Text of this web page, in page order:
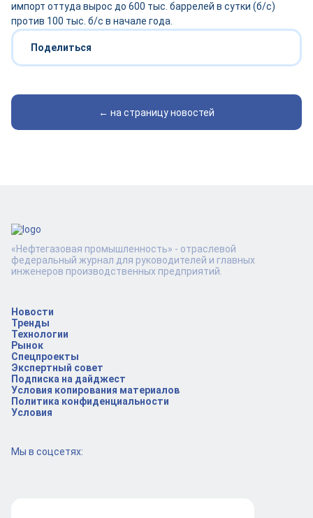
импорт оттуда вырос до 600 тыс. баррелей в сутки (б/с)
против 100 тыс. б/с в начале года.
Поделиться
← на страницу новостей
Новости
Тренды
Технологии
Рынок
Спецпроекты
Экспертный совет
Подписка на дайджест
Условия копирования материалов
Политика конфиденциальности
Условия
Мы в соцсетях:
«Нефтегазовая промышленность» - отраслевой
федеральный журнал для руководителей и главных
инженеров производственных предприятий.